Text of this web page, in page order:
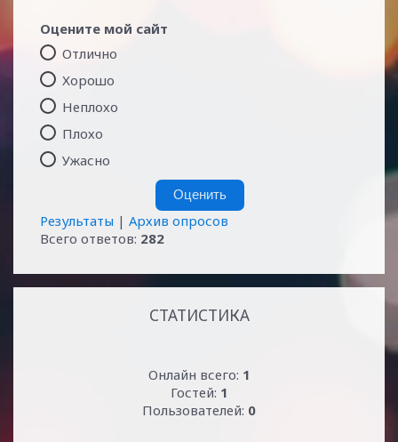
Оцените мой сайт
Отлично
Хорошо
Неплохо
Плохо
Ужасно
Результаты | Архив опросов
Всего ответов: 282
СТАТИСТИКА
Онлайн всего: 1
Гостей: 1
Пользователей: 0